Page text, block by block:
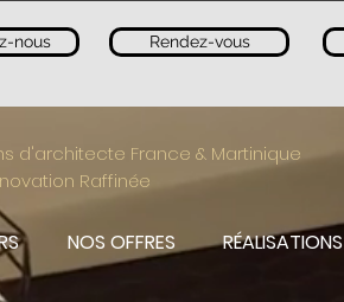
nous Rendez-vous
d'architecte France & Martinique
Raffinée
NOS OFFRES RÉALISATIONS